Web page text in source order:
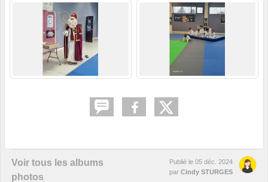
Voir tous les albums
photos
Publié le 05 déc. 2024
par Cindy STURGES